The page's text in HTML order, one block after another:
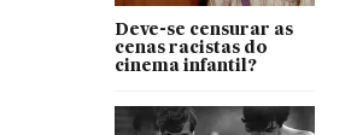
Deve-se censurar as
cenas racistas do
cinema infantil?